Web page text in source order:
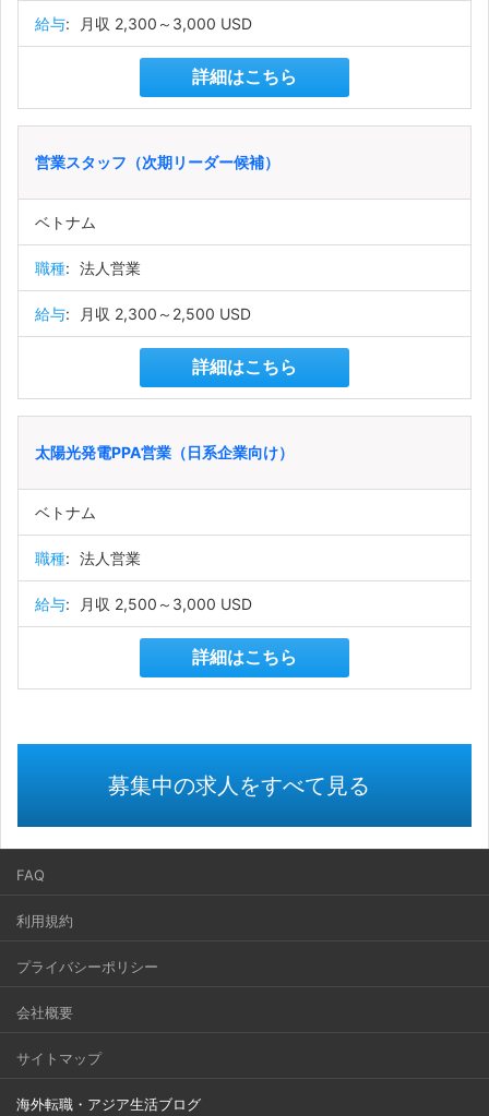
給与: 月収 2,300～3,000 USD
詳細はこちら
営業スタッフ（次期リーダー候補）
ベトナム
職種: 法人営業
給与: 月収 2,300～2,500 USD
詳細はこちら
太陽光発電PPA営業（日系企業向け）
ベトナム
職種: 法人営業
給与: 月収 2,500～3,000 USD
詳細はこちら
募集中の求人をすべて見る
FAQ
利用規約
プライバシーポリシー
会社概要
サイトマップ
海外転職・アジア生活ブログ